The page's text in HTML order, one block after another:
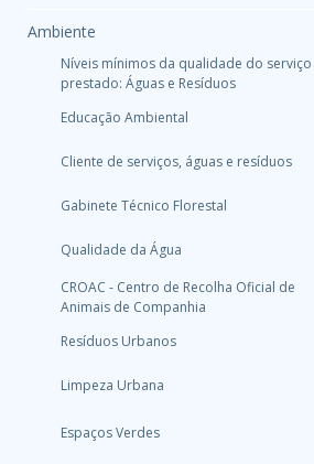
Ambiente
Níveis mínimos da qualidade do serviço
prestado: Águas e Resíduos
Educação Ambiental
Cliente de serviços, águas e resíduos
Gabinete Técnico Florestal
Qualidade da Água
CROAC - Centro de Recolha Oficial de
Animais de Companhia
Resíduos Urbanos
Limpeza Urbana
Espaços Verdes